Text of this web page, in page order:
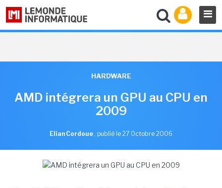
HARDWARE
AMD intégrera un GPU au CPU en
2009
Elian Cordoue , publié le 27 Octobre 2006